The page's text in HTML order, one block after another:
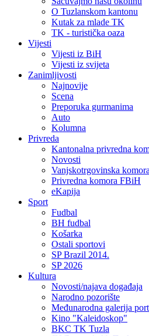
O Tuzlanskom kantonu
Kutak za mlade TK
TK - turistička oaza
Vijesti
Vijesti iz BiH
Vijesti iz svijeta
Zanimljivosti
Najnovije
Scena
Preporuka gurmanima
Auto
Kolumna
Privreda
Kantonalna privredna
Novosti
Vanjskotrgovinska komora
Privredna komora FBiH
eKapija
Sport
Fudbal
BH fudbal
Košarka
Ostali sportovi
SP Brazil 2014.
SP 2026
Kultura
Novosti/najava događaja
Narodno pozorište
Međunarodna galerija
Kino "Kaleidoskop"
BKC TK Tuzla